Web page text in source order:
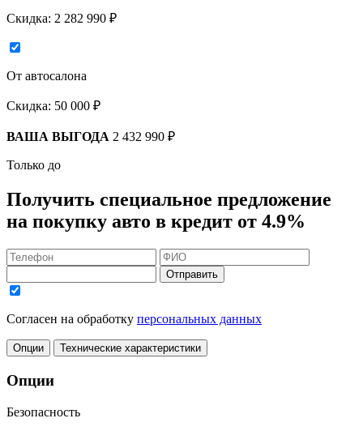
Скидка: 2 282 990 ₽
От автосалона
Скидка: 50 000 ₽
ВАША ВЫГОДА 2 432 990 ₽
Только до
Получить специальное предложение
на покупку авто в кредит от 4.9%
Отправить
Согласен на обработку персональных данных
Опции Технические характеристики
Опции
Безопасность